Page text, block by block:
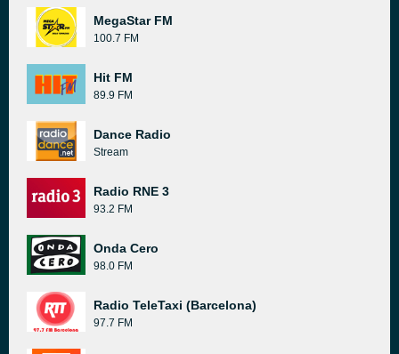
MegaStar FM
100.7 FM
Hit FM
89.9 FM
Dance Radio
Stream
Radio RNE 3
93.2 FM
Onda Cero
98.0 FM
Radio TeleTaxi (Barcelona)
97.7 FM